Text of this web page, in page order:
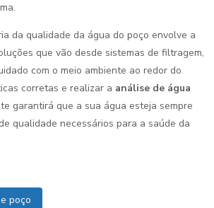
da qualidade da água do poço envolve a
que vão desde sistemas de filtragem,
com o meio ambiente ao redor do
corretas e realizar a análise de água
garantirá que a sua água esteja sempre
qualidade necessários para a saúde da
poço